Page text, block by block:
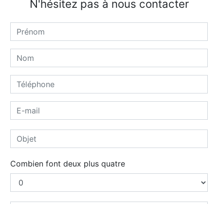
N'hésitez pas à nous contacter
Combien font deux plus quatre